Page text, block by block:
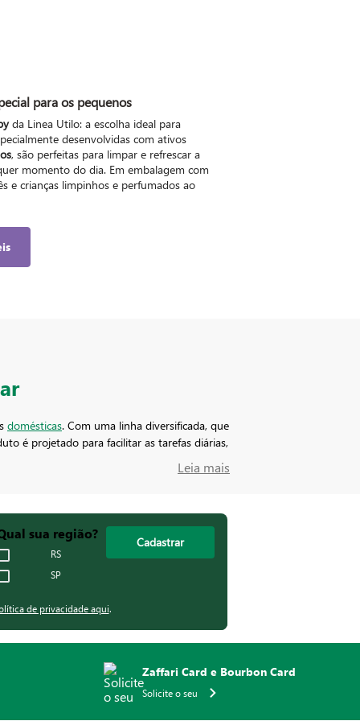
para os pequenos
da Linea Utilo: a escolha ideal para
desenvolvidas com ativos
, são perfeitas para limpar e refrescar a
momento do dia. Em embalagem com
e crianças limpinhos e perfumados ao
domésticas. Com uma linha diversificada, que
é projetado para facilitar as tarefas diárias,
com praticidade e eficiência. Com
quem busca
para a rotina de
Leia mais
sua região?
RS
SP
Cadastrar
de privacidade aqui.
Zaffari Card e Bourbon Card
Solicite o seu